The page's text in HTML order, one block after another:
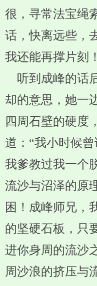
很，寻常法宝绳
话，快离远些，
我还能再撑片刻
听到成峰的话
却的意思，她一
四周石壁的硬度
道：“我小时候
我爹教过我一个
流沙与沼泽的原
困！成峰师兄，
的坚硬石板，只
进你身周的流沙
周沙浪的挤压与